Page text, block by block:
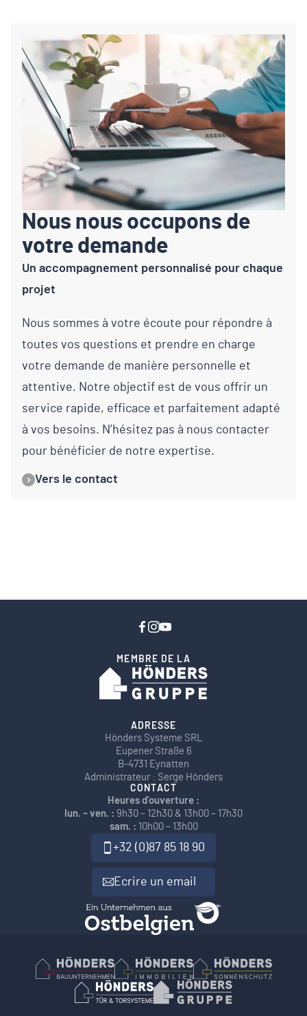
Nous nous occupons de
votre demande
Un accompagnement personnalisé pour chaque
projet
Nous sommes à votre écoute pour répondre à
toutes vos questions et prendre en charge
votre demande de manière personnelle et
attentive. Notre objectif est de vous offrir un
service rapide, efficace et parfaitement adapté
à vos besoins. N’hésitez pas à nous contacter
pour bénéficier de notre expertise.
Vers le contact
MEMBRE DE LA
ADRESSE
Hönders Systeme SRL
Eupener Straße 6
B-4731 Eynatten
Administrateur : Serge Hönders
CONTACT
Heures d’ouverture :
lun. – ven. : 9h30 – 12h30 & 13h00 – 17h30
sam. : 10h00 – 13h00
+32 (0)87 85 18 90
Ecrire un email
Hönders Bauunternehmen
Hoenders Immobilien
Hönders
Hönders Tür- und Torsysteme
Hoenders Gruppe